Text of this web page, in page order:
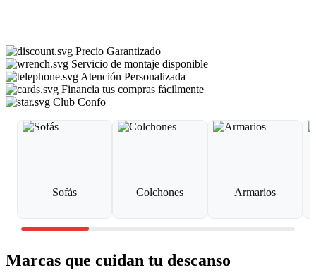
Precio Garantizado
Servicio de montaje disponible
Atención Personalizada
Financia tus compras fácilmente
Club Confo
Sofás Colchones Armarios
Marcas que cuidan tu descanso